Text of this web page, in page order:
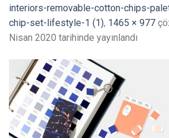
interiors-removable-cotton-chips-
chip-set-lifestyle-1 (1), 1465 × 977
Nisan 2020 tarihinde yayınlandı